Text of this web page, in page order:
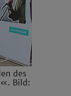
des
Bild: